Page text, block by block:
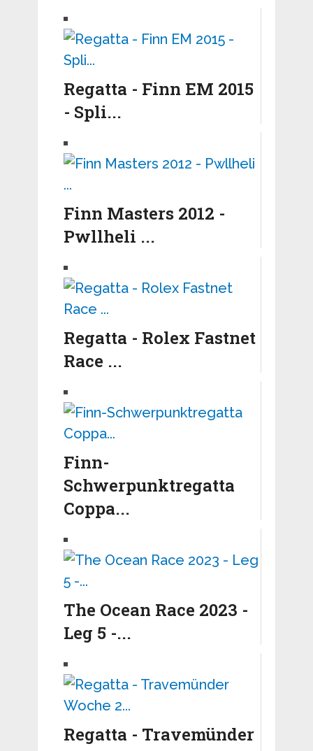
Regatta - Finn EM 2015
- Spli...
Finn Masters 2012 -
Pwllheli ...
Regatta - Rolex Fastnet
Race ...
Finn-
Schwerpunktregatta
Coppa...
The Ocean Race 2023 -
Leg 5 -...
Regatta - Travemünder